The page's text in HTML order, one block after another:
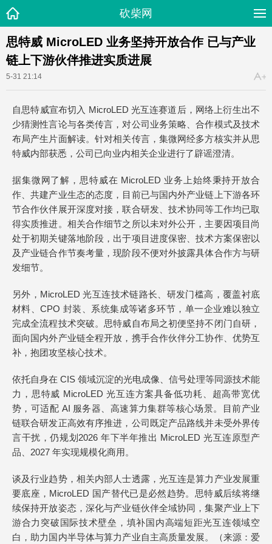
砍柴网
思特威 MicroLED 业务坚持开放合作 已与产业
链上下游伙伴推进实质进展
5-31 21:14
自思特威宣布切入 MicroLED 光互连赛道后，网络上衍生出不
少猜测性言论与各类传言，对公司业务策略、合作模式及技术
布局产生片面解读。针对相关传言，集微网经多方核实并从思
特威内部获悉，公司已向业内相关企业进行了辟谣澄清。
据集微网了解，思特威在 MicroLED 业务上始终秉持开放合
作、共建产业生态的态度，目前已与国内外产业链上下游各环
节合作伙伴展开深度对接，联合研发、技术协同等工作均已取
得实质推进。相关合作细节之所以未对外公开，主要因项目尚
处于初期关键落地阶段，出于项目进度保密、技术方案保密以
及产业链合作节奏考量，现阶段不便对外披露具体合作方与研
发细节。
另外，MicroLED 光互连技术链路长、研发门槛高，覆盖衬底
材料、CPO 封装、系统集成等诸多环节，单一企业难以独立
完成全流程技术突破。思特威自布局之初便坚持不闭门自研，
面向国内外产业链全程开放，携手合作伙伴分工协作、优势互
补，抱团攻坚核心技术。
依托自身在 CIS 领域沉淀的光电成像、信号处理等同源技术能
力，思特威 MicroLED 光互连方案具备低功耗、超高带宽优
势，可适配 AI 服务器、高速算力集群等核心场景。目前产业
链联合研发正高效有序推进，公司既定产品路线并未受外界传
言干扰，仍规划2026 年下半年推出 MicroLED 光互连原型产
品、2027 年实现规模化商用。
谈及行业趋势，相关内部人士透露，光互连是算力产业发展重
要底座，MicroLED 国产替代已是必然趋势。思特威后续将继
续保持开放姿态，深化与产业链伙伴全域协同，集聚产业上下
游合力突破国际技术壁垒，填补国内高端短距光互连领域空
白，助力国内半导体与算力产业自主高质量发展。（来源：爱